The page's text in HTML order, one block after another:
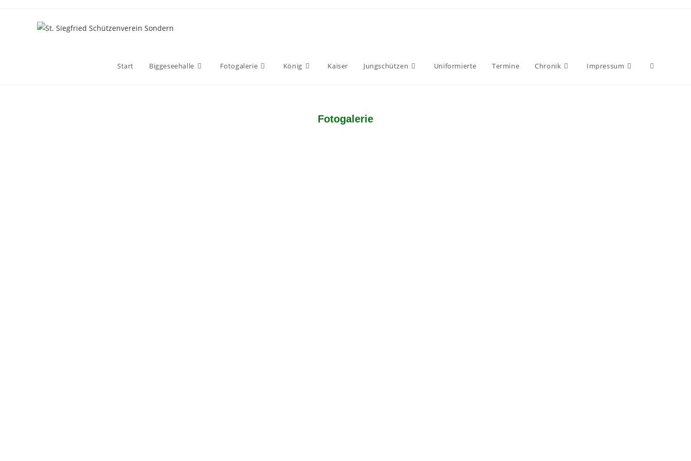
Start Biggeseehalle Fotogalerie König Kaiser Jungschützen Uniformierte Termine Chronik Impressum
Fotogalerie